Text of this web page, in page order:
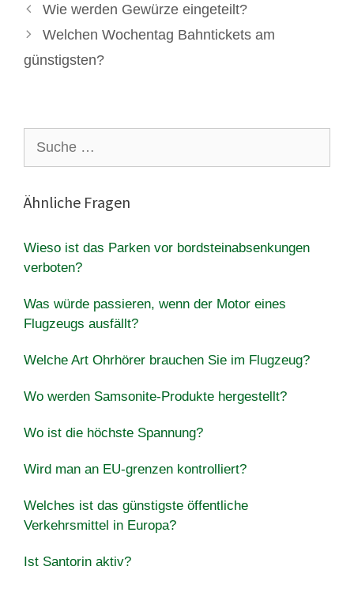
Wie werden Gewürze eingeteilt?
Welchen Wochentag Bahntickets am
günstigsten?
nach:
Ähnliche Fragen
Wieso ist das Parken vor bordsteinabsenkungen
verboten?
Was würde passieren, wenn der Motor eines
Flugzeugs ausfällt?
Welche Art Ohrhörer brauchen Sie im Flugzeug?
Wo werden Samsonite-Produkte hergestellt?
Wo ist die höchste Spannung?
Wird man an EU-grenzen kontrolliert?
Welches ist das günstigste öffentliche
Verkehrsmittel in Europa?
Ist Santorin aktiv?